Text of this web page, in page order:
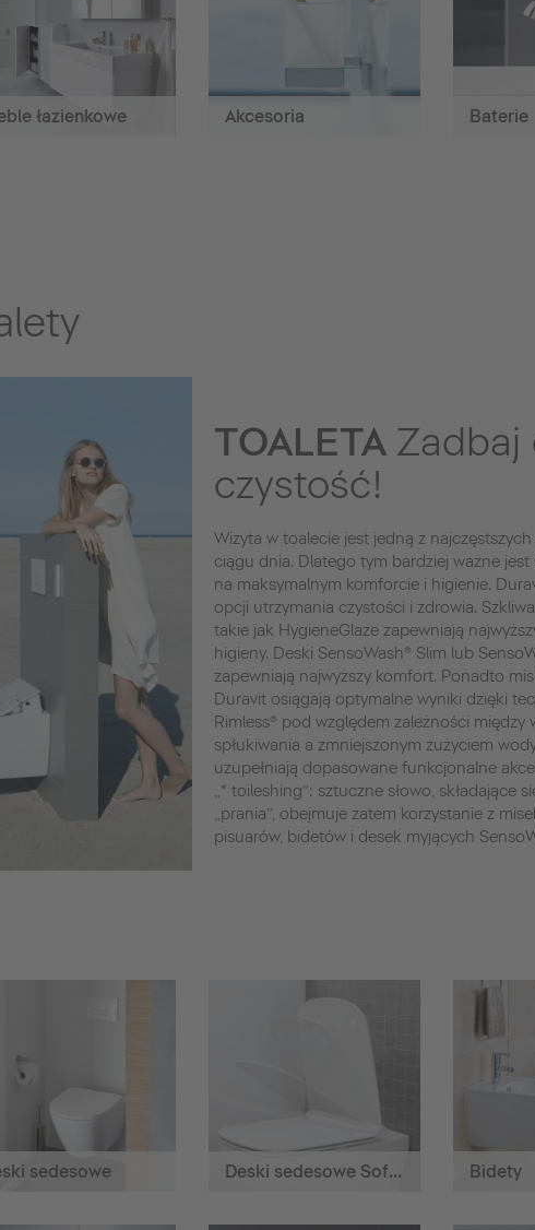
łazienkowe Akcesoria Baterie
TOALETA Zadbaj
czystość!
Wizyta w toalecie jest jedną z
ciągu dnia. Dlatego tym bardziej ważne jest
na maksymalnym komforcie i higienie.
opcji utrzymania czystości i zdrowia.
takie jak HygieneGlaze zapewniają
higieny. Deski SensoWash® Slim lub
zapewniają najwyższy komfort. Ponadto
Duravit osiągają optymalne wyniki dzięki
Rimless® pod względem zależności między
spłukiwania a zmniejszonym zużyciem
uzupełniają dopasowane funkcjonalne
„* toileshing”: sztuczne słowo, składające
„prania”, obejmuje zatem korzystanie z
pisuarów, bidetów i desek myjących
sedesowe Deski sedesowe SoftClose Bidety